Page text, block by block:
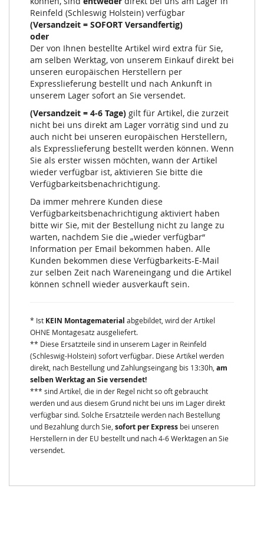
Reinfeld (Schleswig Holstein) verfügbar
(Versandzeit = SOFORT Versandfertig)
oder
Der von Ihnen bestellte Artikel wird extra für Sie,
am selben Werktag, von unserem Einkauf direkt bei
unseren europäischen Herstellern per
Expresslieferung bestellt und nach Ankunft in
unserem Lager sofort an Sie versendet.
(Versandzeit = 4-6 Tage) gilt für Artikel, die zurzeit
nicht bei uns direkt am Lager vorrätig sind und zu
auch nicht bei unseren europäischen Herstellern,
als Expresslieferung bestellt werden können. Wenn
Sie als erster wissen möchten, wann der Artikel
wieder verfügbar ist, aktivieren Sie bitte die
Verfügbarkeitsbenachrichtigung.
Da immer mehrere Kunden diese
Verfügbarkeitsbenachrichtigung aktiviert haben
bitte wir Sie, mit der Bestellung nicht zu lange zu
warten, nachdem Sie die „wieder verfügbar“
Information per Email bekommen haben. Alle
Kunden bekommen diese Verfügbarkeits-E-Mail
zur selben Zeit nach Wareneingang und die Artikel
können schnell wieder ausverkauft sein.
* Ist KEIN Montagematerial abgebildet, wird der Artikel
OHNE Montagesatz ausgeliefert.
** Diese Ersatzteile sind in unserem Lager in Reinfeld
(Schleswig-Holstein) sofort verfügbar. Diese Artikel werden
direkt, nach Bestellung und Zahlungseingang bis 13:30h, am
selben Werktag an Sie versendet!
*** sind Artikel, die in der Regel nicht so oft gebraucht
werden und aus diesem Grund nicht bei uns im Lager direkt
verfügbar sind. Solche Ersatzteile werden nach Bestellung
und Bezahlung durch Sie, sofort per Express bei unseren
Herstellern in der EU bestellt und nach 4-6 Werktagen an Sie
versendet.